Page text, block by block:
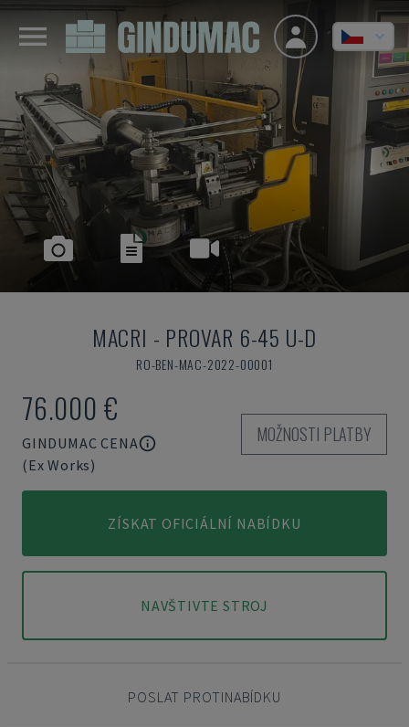
MACRI - PROVAR 6-45 U-D
RO-BEN-MAC-2022-00001
76.000 €
GINDUMAC CENA
(Ex Works)
MOŽNOSTI PLATBY
ZÍSKAT OFICIÁLNÍ NABÍDKU
NAVŠTIVTE STROJ
POSLAT PROTINABÍDKU